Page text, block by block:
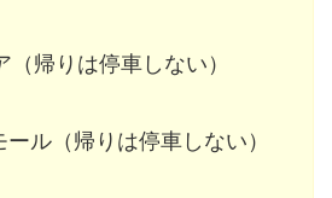
帰りは停車しない）
ル（帰りは停車しない）